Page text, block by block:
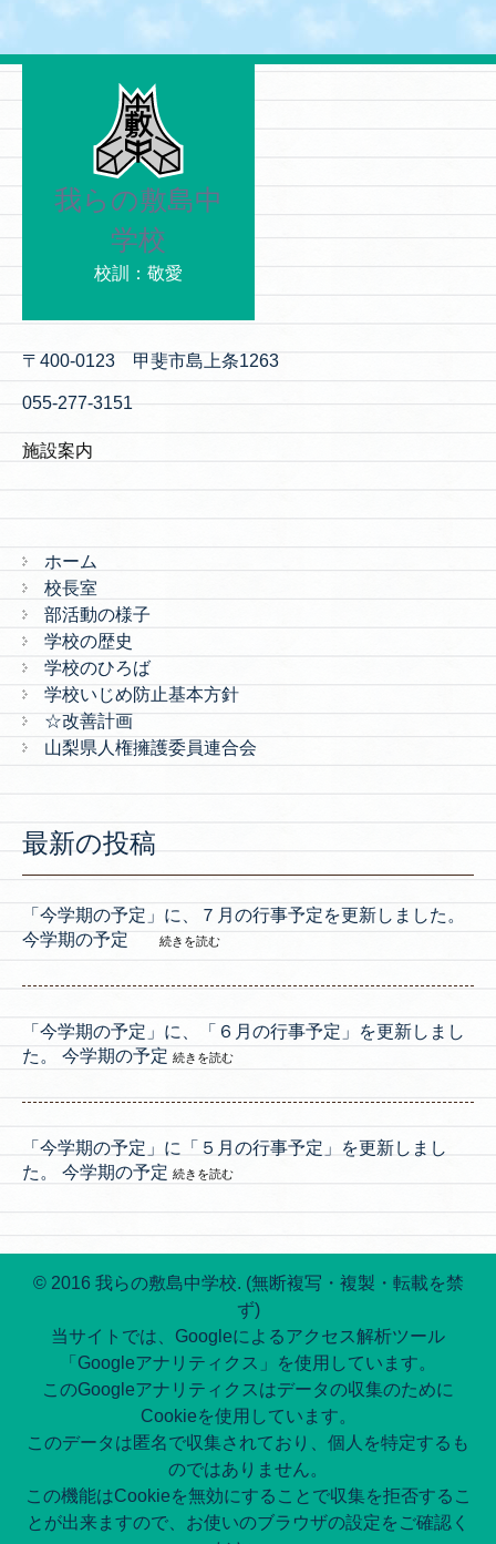
我らの敷島中
学校
校訓：敬愛
〒400-0123 甲斐市島上条1263
055-277-3151
施設案内
ホーム
校長室
部活動の様子
学校の歴史
学校のひろば
学校いじめ防止基本方針
☆改善計画
山梨県人権擁護委員連合会
最新の投稿
「今学期の予定」に、７月の行事予定を更新しました。
今学期の予定
続きを読む
「今学期の予定」に、「６月の行事予定」を更新しまし
た。 今学期の予定 続きを読む
「今学期の予定」に「５月の行事予定」を更新しまし
た。 今学期の予定 続きを読む
© 2016 我らの敷島中学校. (無断複写・複製・転載を禁
ず)
当サイトでは、Googleによるアクセス解析ツール
「Googleアナリティクス」を使用しています。
このGoogleアナリティクスはデータの収集のために
Cookieを使用しています。
このデータは匿名で収集されており、個人を特定するも
のではありません。
この機能はCookieを無効にすることで収集を拒否するこ
とが出来ますので、お使いのブラウザの設定をご確認く